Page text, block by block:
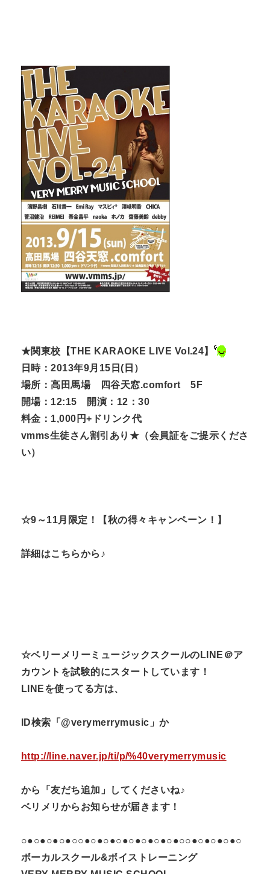
★関東校【THE KARAOKE LIVE Vol.24】
日時：2013年9月15日(日）
場所：高田馬場 四谷天窓.comfort 5F
開場：12:15 開演：12：30
料金：1,000円+ドリンク代
vmms生徒さん割引あり★（会員証をご提示くださ
い）
☆9～11月限定！【秋の得々キャンペーン！】
詳細はこちらから♪
☆ベリーメリーミュージックスクールのLINE＠ア
カウントを試験的にスタートしています！
LINEを使ってる方は、
ID検索「@verymerrymusic」か
http://line.naver.jp/ti/p/%40verymerrymusic
から「友だち追加」してくださいね♪
ベリメリからお知らせが届きます！
○●○●○●○●○○●○●○●○●○●○●○●○●○○●○●○●○●○
ボーカルスクール&ボイストレーニング